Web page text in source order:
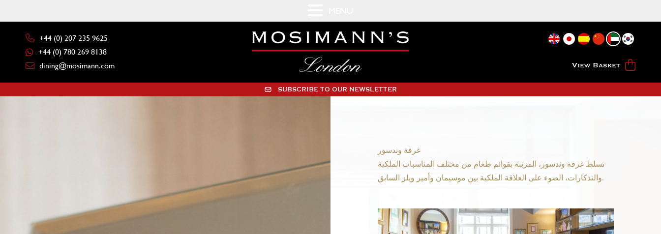
+44 (0) 207 235 9625
+44 (0) 780 269 8138
dining@mosimann.com
View Basket
SUBSCRIBE TO OUR NEWSLETTER
غرفة وندسور
تسلط غرفة وندسور، المزينة بقوائم طعام من مختلف المناسبات الملكية
والتذكارات، الضوء على العلاقة الملكية بين موسيمان وأمير ويلز السابق.